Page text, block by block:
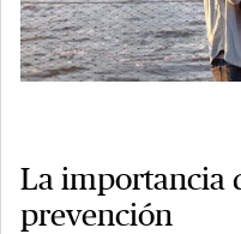
La importancia
prevención